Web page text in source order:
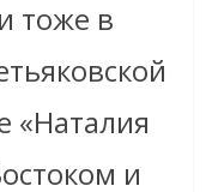
тоже в
«Наталия
и